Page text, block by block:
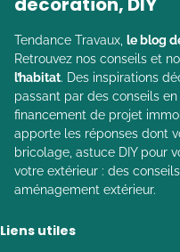
Tendance Travaux, le blog
Retrouvez nos conseils et
l’habitat. Des inspirations
passant par des conseils
financement de projet
apporte les réponses dont
bricolage, astuce DIY pour
votre extérieur : des
aménagement extérieur.
Liens utiles